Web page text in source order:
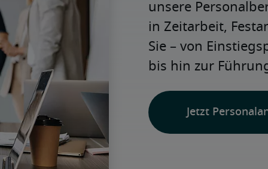
unsere
in Zeitarbeit,
Sie – von
bis hin zur
Jetzt